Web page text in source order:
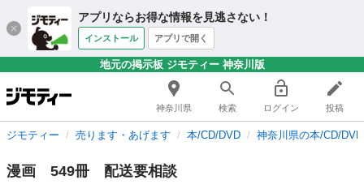
アプリならお得な情報を見逃さない！
インストール アプリで開く
地元の掲示板 ジモティー 神奈川版
神奈川県 検索 ログイン 投稿
ジモティー 売ります・あげます 本/CD/DVD 神奈川県の本/CD/DVD
漫画 549冊 配送要相談